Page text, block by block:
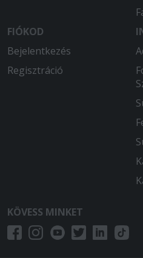
FIÓKOD
Bejelentkezés
Regisztráció
KÖVESS MINKET